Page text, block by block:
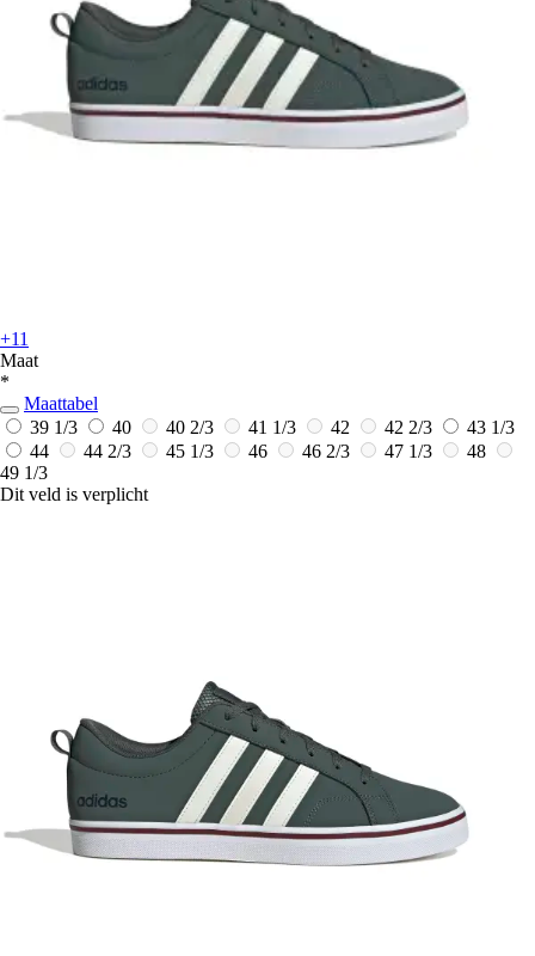
+11
Maat
*
Maattabel
39 1/3
40 40 2/3 41 1/3 42 42 2/3
43 1/3
44
44 2/3 45 1/3 46 46 2/3 47 1/3
48
49 1/3
Dit veld is verplicht